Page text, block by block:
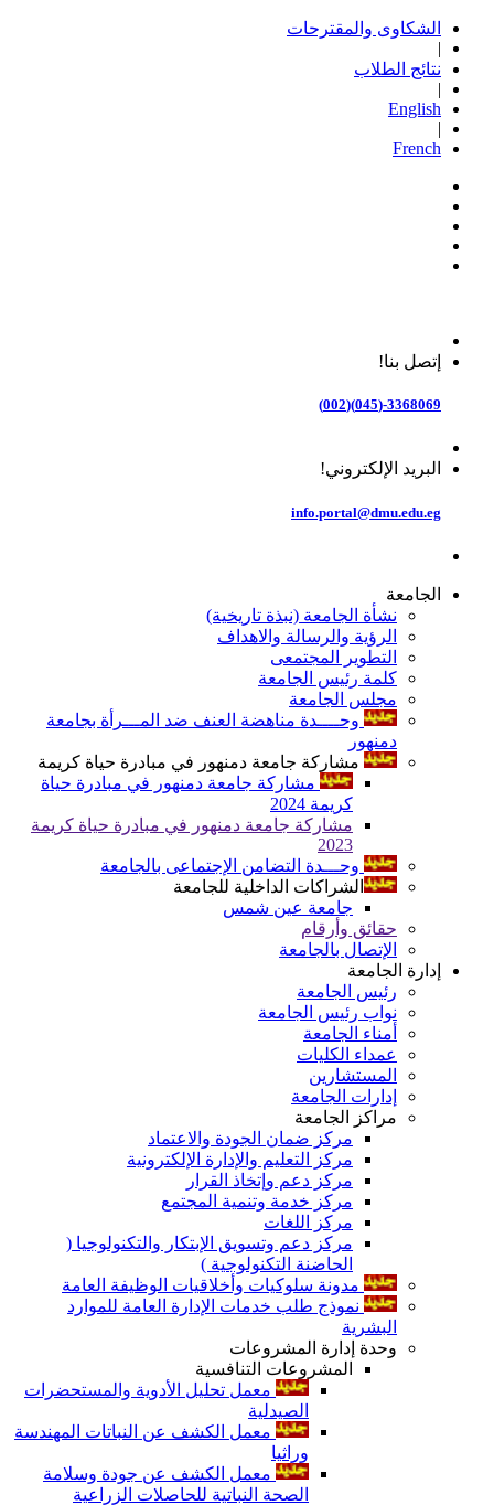
الشكاوى والمقترحات
|
نتائج الطلاب
|
English
|
French
إتصل بنا!
3368069-(045)(002)
البريد الإلكتروني!
info.portal@dmu.edu.eg
الجامعة
نشأة الجامعة (نبذة تاريخية)
الرؤية والرسالة والاهداف
التطوير المجتمعى
كلمة رئيس الجامعة
مجلس الجامعة
وحــــدة مناهضة العنف ضد المـــرأة بجامعة
دمنهور
مشاركة جامعة دمنهور في مبادرة حياة كريمة
مشاركة جامعة دمنهور في مبادرة حياة
كريمة 2024
مشاركة جامعة دمنهور في مبادرة حياة كريمة
2023
وحـــدة التضامن الإجتماعى بالجامعة
الشراكات الداخلية للجامعة
جامعة عين شمس
حقائق وأرقام
الإتصال بالجامعة
إدارة الجامعة
رئيس الجامعة
نواب رئيس الجامعة
أمناء الجامعة
عمداء الكليات
المستشارين
إدارات الجامعة
مراكز الجامعة
مركز ضمان الجودة والاعتماد
مركز التعليم والإدارة الإلكترونية
مركز دعم وإتخاذ القرار
مركز خدمة وتنمية المجتمع
مركز اللغات
مركز دعم وتسويق الإبتكار والتكنولوجيا (
الحاضنة التكنولوجية )
مدونة سلوكيات وأخلاقيات الوظيفة العامة
نموذج طلب خدمات الإدارة العامة للموارد
البشرية
وحدة إدارة المشروعات
المشروعات التنافسية
معمل تحليل الأدوية والمستحضرات
الصيدلية
معمل الكشف عن النباتات المهندسة
وراثيا
معمل الكشف عن جودة وسلامة
الصحة النباتية للحاصلات الزراعية